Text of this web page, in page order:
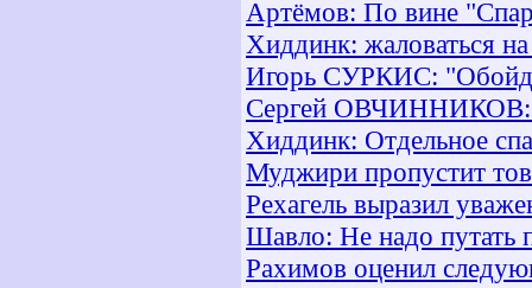
Артёмов: По вине
Хиддинк: жаловаться
Игорь СУРКИС:
Сергей ОВЧИННИКОВ:
Хиддинк: Отдельное
Муджири пропустит
Рехагель выразил
Шавло: Не надо путать
Рахимов оценил